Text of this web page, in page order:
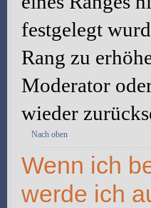
festgelegt
Rang zu
Moderator
wieder
Nach oben
Wenn ich
werde ich